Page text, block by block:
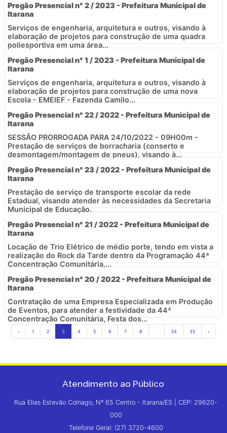
Pregão Presencial n° 2 / 2023 - Prefeitura Municipal de
Itarana
Serviços de engenharia, arquitetura e outros, visando à
elaboração de projetos para construção de uma quadra
poliesportiva em uma área...
Pregão Presencial n° 1 / 2023 - Prefeitura Municipal de
Itarana
Serviços de engenharia, arquitetura e outros, visando à
elaboração de projetos para construção de uma nova
Escola - EMEIEF - Fazenda Camilo...
Pregão Presencial n° 22 / 2022 - Prefeitura Municipal de
Itarana
SESSÃO PRORROGADA PARA 24/10/2022 - 09H00m -
Prestação de serviços de borracharia (conserto e
desmontagem/montagem de pneus), visando à...
Pregão Presencial n° 23 / 2022 - Prefeitura Municipal de
Itarana
Prestação de serviço de transporte escolar da rede
Estadual, visando atender às necessidades da Secretaria
Municipal de Educação.
Pregão Presencial n° 21 / 2022 - Prefeitura Municipal de
Itarana
Locação de Trio Elétrico de médio porte, tendo em vista a
realização do Rock da Tarde dentro da Programação 44ª
Concentração Comunitária,...
Pregão Presencial n° 20 / 2022 - Prefeitura Municipal de
Itarana
Contratação de uma Empresa Especializada em Produção
de Eventos, para atender a festividade da 44ª
Concentração Comunitária, Festa dos...
‹ 1 2 3 4 5 6 7 8 34 35 ›
Atendimento ao Público
Rua Elias Estevão Colnago, Nº 65 Centro - Itarana/ES | CEP: 29620-
000
Telefone Geral: (27) 3720-4600